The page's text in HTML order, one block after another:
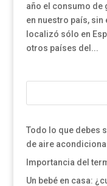
año el consumo de
en nuestro país, sin
localizó sólo en
otros países del...
Todo lo que debes
de aire
Importancia del
Un bebé en casa: